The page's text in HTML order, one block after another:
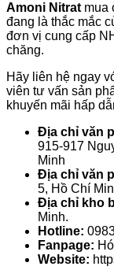
Amoni Nitrat mua
đang là thắc mắc
đơn vị cung cấp
chăng.
Hãy liên hệ ngay
viên tư vấn sản
khuyến mãi hấp
Địa chỉ văn
915-917
Minh
Địa chỉ văn
5, Hồ Chí
Địa chỉ kho
Minh.
Hotline:
Fanpage:
Website: